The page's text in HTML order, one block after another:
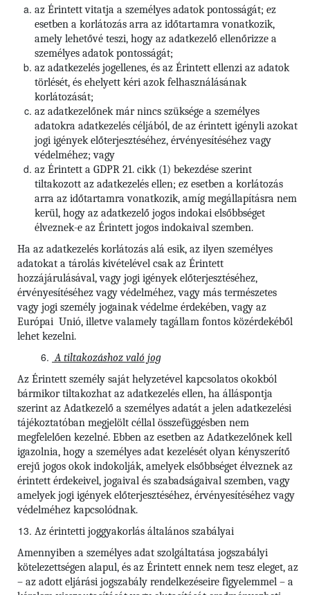
az Érintett vitatja a személyes adatok pontosságát; ez
esetben a korlátozás arra az időtartamra vonatkozik,
amely lehetővé teszi, hogy az adatkezelő ellenőrizze a
személyes adatok pontosságát;
az adatkezelés jogellenes, és az Érintett ellenzi az adatok
törlését, és ehelyett kéri azok felhasználásának
korlátozását;
az adatkezelőnek már nincs szüksége a személyes
adatokra adatkezelés céljából, de az érintett igényli azokat
jogi igények előterjesztéséhez, érvényesítéséhez vagy
védelméhez; vagy
az Érintett a GDPR 21. cikk (1) bekezdése szerint
tiltakozott az adatkezelés ellen; ez esetben a korlátozás
arra az időtartamra vonatkozik, amíg megállapításra nem
kerül, hogy az adatkezelő jogos indokai elsőbbséget
élveznek-e az Érintett jogos indokaival szemben.
Ha az adatkezelés korlátozás alá esik, az ilyen személyes
adatokat a tárolás kivételével csak az Érintett
hozzájárulásával, vagy jogi igények előterjesztéséhez,
érvényesítéséhez vagy védelméhez, vagy más természetes
vagy jogi személy jogainak védelme érdekében, vagy az
Európai Unió, illetve valamely tagállam fontos közérdekéből
lehet kezelni.
A tiltakozáshoz való jog
Az Érintett személy saját helyzetével kapcsolatos okokból
bármikor tiltakozhat az adatkezelés ellen, ha álláspontja
szerint az Adatkezelő a személyes adatát a jelen adatkezelési
tájékoztatóban megjelölt céllal összefüggésben nem
megfelelően kezelné. Ebben az esetben az Adatkezelőnek kell
igazolnia, hogy a személyes adat kezelését olyan kényszerítő
erejű jogos okok indokolják, amelyek elsőbbséget élveznek az
érintett érdekeivel, jogaival és szabadságaival szemben, vagy
amelyek jogi igények előterjesztéséhez, érvényesítéséhez vagy
védelméhez kapcsolódnak.
Az érintetti joggyakorlás általános szabályai
Amennyiben a személyes adat szolgáltatása jogszabályi
kötelezettségen alapul, és az Érintett ennek nem tesz eleget, az
– az adott eljárási jogszabály rendelkezéseire figyelemmel – a